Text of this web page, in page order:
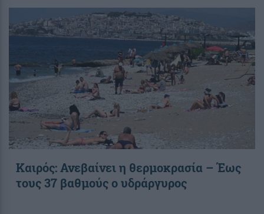
Καιρός: Ανεβαίνει η θερμοκρασία – Έως
τους 37 βαθμούς ο υδράργυρος